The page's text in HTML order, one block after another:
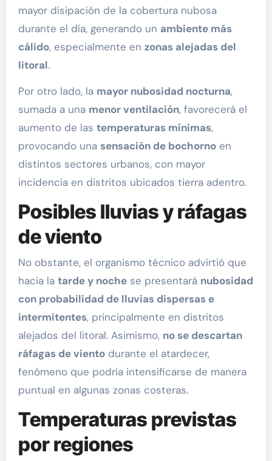
mayor disipación de la cobertura nubosa
durante el día, generando un ambiente más
cálido, especialmente en zonas alejadas del
litoral.
Por otro lado, la mayor nubosidad nocturna,
sumada a una menor ventilación, favorecerá el
aumento de las temperaturas mínimas,
provocando una sensación de bochornoen
distintos sectores urbanos, con mayor
incidencia en distritos ubicados tierra adentro.
Posibles lluvias y ráfagas
de viento
No obstante, el organismo técnico advirtió que
hacia la tarde y nochese presentará nubosidad
con probabilidad de lluvias dispersas e
intermitentes, principalmente en distritos
alejados del litoral. Asimismo, no se descartan
ráfagas de vientodurante el atardecer,
fenómeno que podría intensificarse de manera
puntual en algunas zonas costeras.
Temperaturas previstas
por regiones